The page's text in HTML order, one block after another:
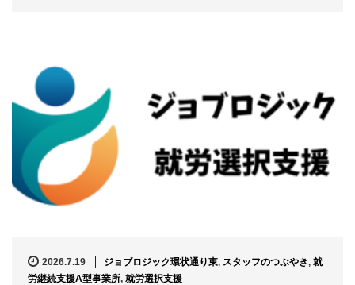
2026.7.19 ジョブロジック環状通り東, スタッフのつぶやき, 就
労継続支援A型事業所, 就労選択支援